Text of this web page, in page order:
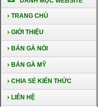
TRANG CHỦ
GIỚI THIỆU
BÁN GÀ NÒI
BÁN GÀ MỸ
CHIA SẺ KIẾN THỨC
LIÊN HỆ